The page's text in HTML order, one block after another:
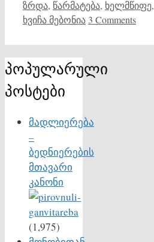
ზრდა, წარმატება, ხელმწიფე,
ხვიჩა მებონია 3 Comments
პოპულარული
პოსტები
მადლიერება
–
ბედნიერების
მთავარი
კანონი
(1,975)